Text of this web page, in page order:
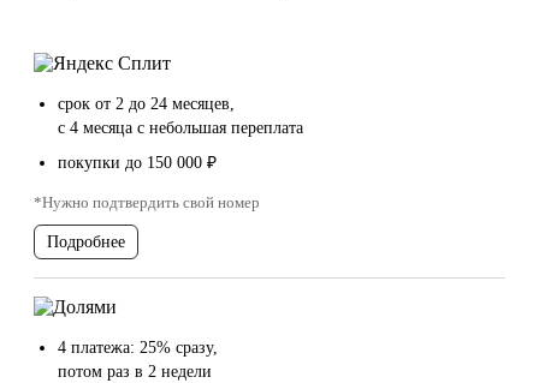
срок от 2 до 24 месяцев,
с 4 месяца с небольшая переплата
покупки до 150 000 ₽
*Нужно подтвердить свой номер
Подробнее
4 платежа: 25% сразу,
потом раз в 2 недели